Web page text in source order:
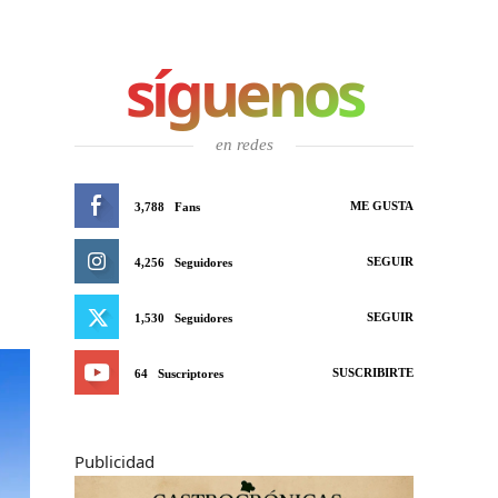
síguenos
en redes
3,788 Fans ME GUSTA
4,256 Seguidores SEGUIR
1,530 Seguidores SEGUIR
64 Suscriptores SUSCRIBIRTE
Publicidad